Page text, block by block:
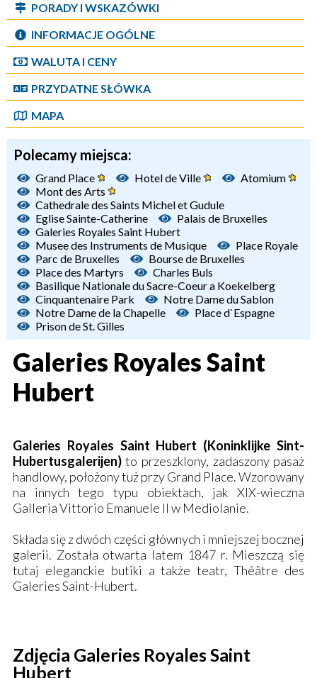
PORADY I WSKAZÓWKI
INFORMACJE OGÓLNE
WALUTA I CENY
PRZYDATNE SŁÓWKA
MAPA
Polecamy miejsca:
Grand Place Hotel de Ville
Atomium
Mont des Arts
Cathedrale des Saints Michel et Gudule
Eglise Sainte-Catherine
Palais de Bruxelles
Galeries Royales Saint Hubert
Musee des Instruments de Musique
Place Royale
Parc de Bruxelles
Bourse de Bruxelles
Place des Martyrs
Charles Buls
Basilique Nationale du Sacre-Coeur a Koekelberg
Cinquantenaire Park
Notre Dame du Sablon
Notre Dame de la Chapelle
Place d`Espagne
Prison de St. Gilles
Galeries Royales Saint
Hubert
Galeries Royales Saint Hubert (Koninklijke Sint-
Hubertusgalerijen)to przeszklony, zadaszony pasaż
handlowy, położony tuż przy Grand Place. Wzorowany
na innych tego typu obiektach, jak XIX-wieczna
Galleria Vittorio Emanuele II w Mediolanie.
Składa się z dwóch części głównych i mniejszej bocznej
galerii. Została otwarta latem 1847 r. Mieszczą się
tutaj eleganckie butiki a także teatr,Théâtre des
GaleriesSaint-Hubert.
Zdjęcia Galeries Royales Saint
Hubert